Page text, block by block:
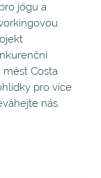
jógu a
Costa
pro více
nás